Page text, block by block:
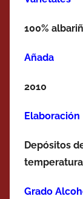
100%
Añada
2010
Elaboración
Depósitos
Grado